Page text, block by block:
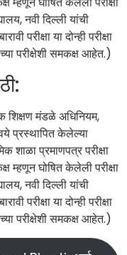
नवी दिल्ली यांची
परीक्षा या दोन्ही परीक्षा
परीक्षेशी समकक्ष आहेत.)
शिक्षण मंडळे अधिनियम,
प्रस्थापित केलेल्या
शाळा प्रमाणपत्र परीक्षा
म्हणून घोषित केलेली परीक्षा
नवी दिल्ली यांची
परीक्षा या दोन्ही परीक्षा
परीक्षेशी समकक्ष आहेत.)